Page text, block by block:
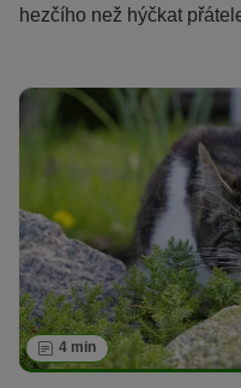
hezčího než hýčkat
4 min